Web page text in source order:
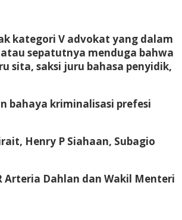
kategori V advokat yang dalam
sepatutnya menduga bahwa
sita, saksi juru bahasa penyidik,
bahaya kriminalisasi prefesi
Henry P Siahaan, Subagio
Arteria Dahlan dan Wakil Menteri